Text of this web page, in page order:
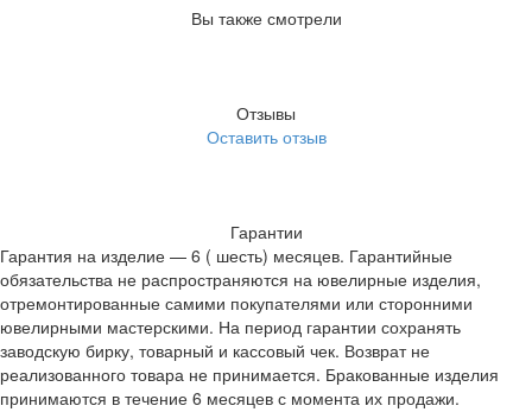
Вы также смотрели
Отзывы
Оставить отзыв
Гарантии
Гарантия на изделие — 6 ( шесть) месяцев. Гарантийные
обязательства не распространяются на ювелирные изделия,
отремонтированные самими покупателями или сторонними
ювелирными мастерскими. На период гарантии сохранять
заводскую бирку, товарный и кассовый чек. Возврат не
реализованного товара не принимается. Бракованные изделия
принимаются в течение 6 месяцев с момента их продажи.